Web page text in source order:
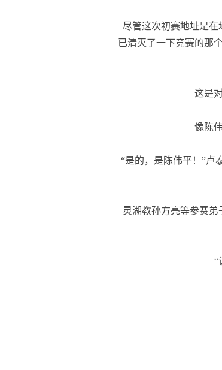
尽管这次初赛地址是在
已清灭了一下竞赛的那
这是对
像陈伟
“是的，是陈伟平！”卢
灵湖教孙方亮等参赛弟
“